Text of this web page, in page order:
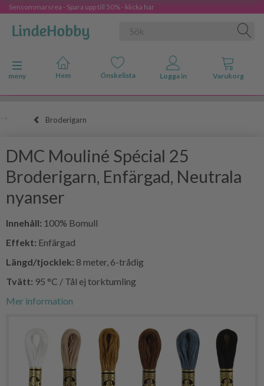
Sensommarsrea - Spara upp till 50% - klicka här
Ändra navigering
meny
Broderigarn
DMC Mouliné Spécial 25
Broderigarn, Enfärgad, Neutrala
nyanser
Innehåll: 100% Bomull
Effekt: Enfärgad
Längd/tjocklek: 8 meter, 6-trådig
Tvätt: 95 °C / Tål ej torktumling
Mer information